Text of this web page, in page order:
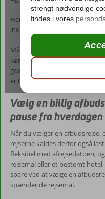
Har du fortjent en
inden for kort tid – Så skal du
Måske har du lidt fridage, du
kørt træt i madlavning,
gode grunde til, at du trænger
er taget, så er det bare med at
Vælg en billig
pause fra hverdagen
Når du vælger en afbudsrejse,
rejserne kaldes derfor også
fleksibel med afrejsedatoen,
rejsemål eller et bestemt
spare ved at vælge en
spændende rejsemål.